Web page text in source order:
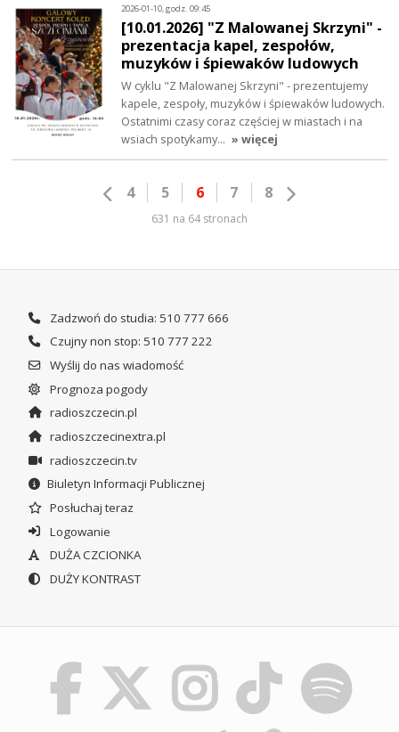
2026-01-10, godz. 09:45
[10.01.2026] "Z Malowanej Skrzyni" -
prezentacja kapel, zespołów,
muzyków i śpiewaków ludowych
W cyklu "Z Malowanej Skrzyni" - prezentujemy
kapele, zespoły, muzyków i śpiewaków ludowych.
Ostatnimi czasy coraz częściej w miastach i na
wsiach spotykamy… » więcej
4 5 6 7 8
631 na 64 stronach
Zadzwoń do studia: 510 777 666
Czujny non stop: 510 777 222
Wyślij do nas wiadomość
Prognoza pogody
radioszczecin.pl
radioszczecinextra.pl
radioszczecin.tv
Biuletyn Informacji Publicznej
Posłuchaj teraz
Logowanie
DUŻA CZCIONKA
DUŻY KONTRAST